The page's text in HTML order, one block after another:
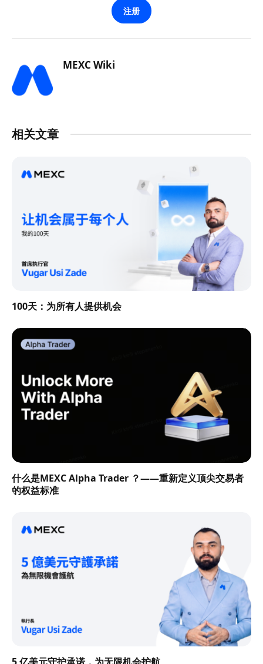
注册
MEXC Wiki
相关文章
100天：为所有人提供机会
什么是MEXC Alpha Trader ？——重新定义顶尖交易者
的权益标准